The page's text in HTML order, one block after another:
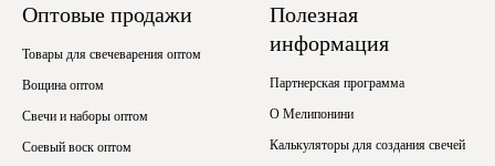
Оптовые продажи
Товары для свечеварения оптом
Вощина оптом
Свечи и наборы оптом
Соевый воск оптом
Полезная
информация
Партнерская программа
О Мелипонини
Калькуляторы для создания свечей